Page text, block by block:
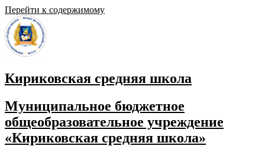
Перейти к содержимому
Кириковская средняя школа
Муниципальное бюджетное
общеобразовательное учреждение
«Кириковская средняя школа»